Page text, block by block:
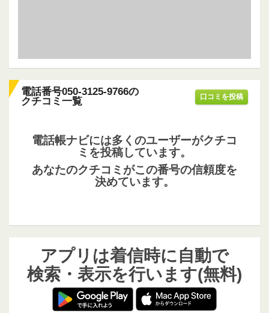
電話番号050-3125-9766の
クチコミ一覧
口コミを投稿
電話帳ナビには多くのユーザーがクチコ
ミを投稿しています。
あなたのクチコミがこの番号の信頼度を
決めています。
アプリは着信時に自動で
検索・表示を行います(無料)